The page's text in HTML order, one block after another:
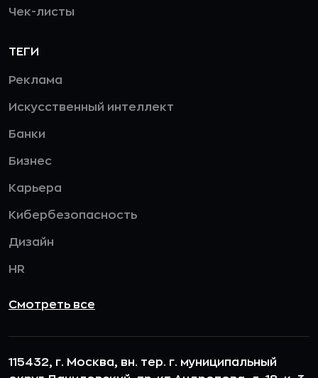
Чек-листы
ТЕГИ
Реклама
Искусственный интеллект
Банки
Бизнес
Карьера
Кибербезопасность
Дизайн
HR
Смотреть все
115432, г. Москва, вн. тер. г. муниципальный